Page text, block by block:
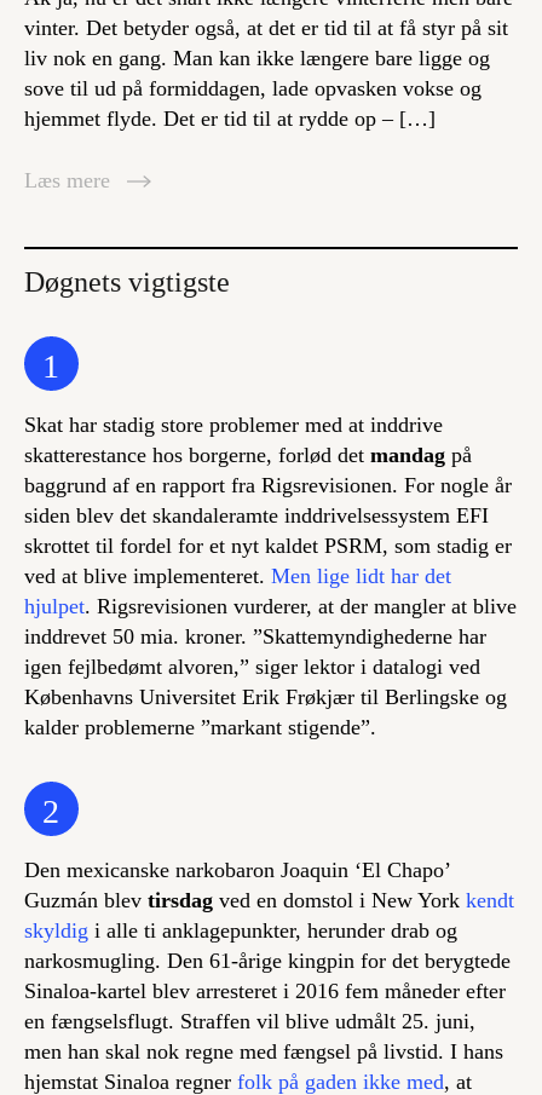
vinter. Det betyder også, at det er tid til at få styr på sit
liv nok en gang. Man kan ikke længere bare ligge og
sove til ud på formiddagen, lade opvasken vokse og
hjemmet flyde. Det er tid til at rydde op – […]
Læs mere
Døgnets vigtigste
1
Skat har stadig store problemer med at inddrive
skatterestance hos borgerne, forlød det mandag på
baggrund af en rapport fra Rigsrevisionen. For nogle år
siden blev det skandaleramte inddrivelsessystem EFI
skrottet til fordel for et nyt kaldet PSRM, som stadig er
ved at blive implementeret. Men lige lidt har det
hjulpet. Rigsrevisionen vurderer, at der mangler at blive
inddrevet 50 mia. kroner. ”Skattemyndighederne har
igen fejlbedømt alvoren,” siger lektor i datalogi ved
Københavns Universitet Erik Frøkjær til Berlingske og
kalder problemerne ”markant stigende”.
2
Den mexicanske narkobaron Joaquin ‘El Chapo’
Guzmán blev tirsdag ved en domstol i New York kendt
skyldig i alle ti anklagepunkter, herunder drab og
narkosmugling. Den 61-årige kingpin for det berygtede
Sinaloa-kartel blev arresteret i 2016 fem måneder efter
en fængselsflugt. Straffen vil blive udmålt 25. juni,
men han skal nok regne med fængsel på livstid. I hans
hjemstat Sinaloa regner folk på gaden ikke med, at